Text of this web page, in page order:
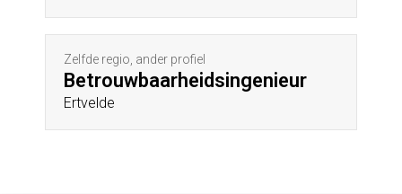
Zelfde regio, ander profiel
Betrouwbaarheidsingenieur
Ertvelde